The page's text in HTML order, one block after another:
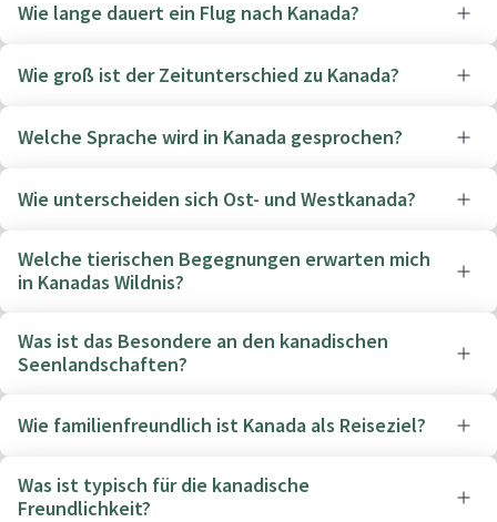
Wie lange dauert ein Flug nach Kanada?
Wie groß ist der Zeitunterschied zu Kanada?
Welche Sprache wird in Kanada gesprochen?
Wie unterscheiden sich Ost- und Westkanada?
Welche tierischen Begegnungen erwarten mich
in Kanadas Wildnis?
Was ist das Besondere an den kanadischen
Seenlandschaften?
Wie familienfreundlich ist Kanada als Reiseziel?
Was ist typisch für die kanadische
Freundlichkeit?